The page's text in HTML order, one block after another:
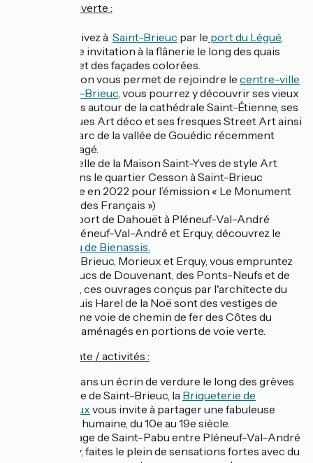
Côté découverte :
vous arrivez à Saint-Brieuc par le port du Légué,
véritable invitation à la flânerie le long des quais
animés et des façades colorées.
une liaison vous permet de rejoindre le centre-ville
de Saint-Brieuc, vous pourrez y découvrir ses vieux
quartiers autour de la cathédrale Saint-Étienne, ses
mosaïques Art déco et ses fresques Street Art ainsi
que le parc de la vallée de Gouédic récemment
réaménagé.
la Chapelle de la Maison Saint-Yves de style Art
déco dans le quartier Cesson à Saint-Brieuc
(retenue en 2022 pour l’émission « Le Monument
préféré des Français »)
le petit port de Dahouët à Pléneuf-Val-André
entre Pléneuf-Val-André et Erquy, découvrez le
Château de Bienassis.
À Saint-Brieuc, Morieux et Erquy, vous empruntez
les Viaducs de Douvenant, des Ponts-Neufs et de
Caroual, ces ouvrages conçus par l'architecte du
pays Louis Harel de la Noë sont des vestiges de
l'ancienne voie de chemin de fer des Côtes du
Nord, réaménagés en portions de voie verte.
Côté détente / activités :
Située dans un écrin de verdure le long des grèves
de la Baie de Saint-Brieuc, la Briqueterie de
Langueux vous invite à partager une fabuleuse
histoire humaine, du 10e au 19e siècle.
Sur la page de Saint-Pabu entre Pléneuf-Val-André
et Erquy, faites le plein de sensations fortes avec du